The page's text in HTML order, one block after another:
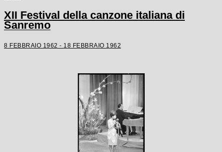
XII Festival della canzone italiana di
Sanremo
8 FEBBRAIO 1962 - 18 FEBBRAIO 1962